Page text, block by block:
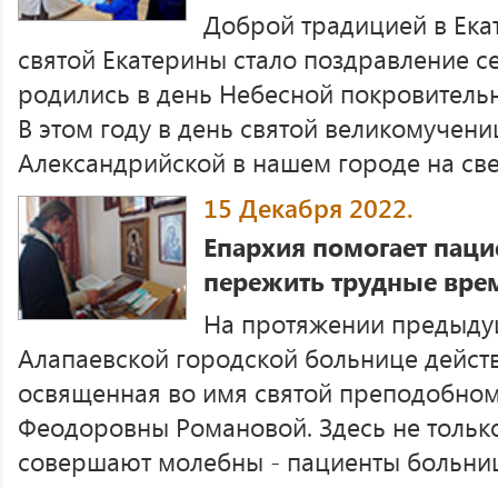
Доброй традицией в
святой Екатерины стало поздравление
родились в день Небесной
В этом году в день святой
Александрийской в нашем городе на
15 Декабря 2022.
Епархия помогает
пережить трудные
На протяжении
Алапаевской городской больнице
освященная во имя святой
Феодоровны Романовой. Здесь не
совершают молебны - пациенты